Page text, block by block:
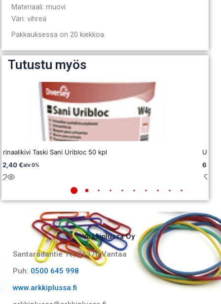
Materiaali: muovi
Väri: vihreä
Pakkauksessa on 20 kiekkoa.
Tutustu myös
Taski Sani Uribloc 50 kpl
€alv 0%
Arkkiplussa Oy
Santaradantie 10, 01370 Vantaa​
Puh: 0500 645 998
www.arkkiplussa.fi